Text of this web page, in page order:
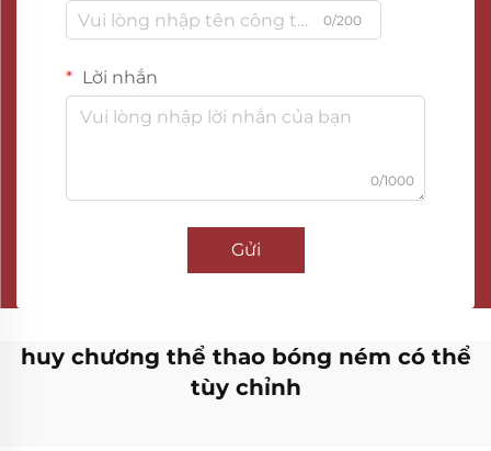
0/200
Lời nhắn
0/1000
Gửi
huy chương thể thao bóng ném có thể
tùy chỉnh